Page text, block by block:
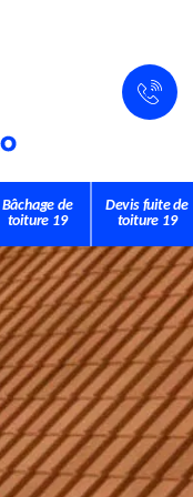
Bâchage de
toiture 19
Devis fuite de
toiture 19